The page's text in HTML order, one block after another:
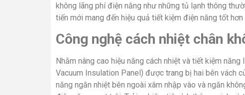
không lãng phí điện năng như những tủ lạnh thông
tiến mới mang đến hiệu quả tiết kiệm điện năng tốt hơn
Công nghệ cách nhiệt chân
Nhằm nâng cao hiệu năng cách nhiệt và tiết kiệm
Vacuum Insulation Panel) được trang bị hai bên vách
năng ngăn nhiệt bên ngoài xâm nhập vào và ngăn